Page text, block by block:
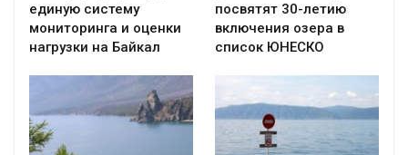
единую систему
мониторинга и оценки
нагрузки на Байкал
посвятят 30-летию
включения озера в
список ЮНЕСКО